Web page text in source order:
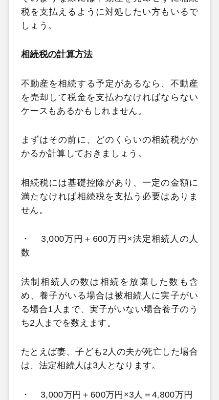
税を支払えるように対処したい方もいるで
しょう。
相続税の計算方法
不動産を相続する予定があるなら、不動産
を売却して税金を支払わなければならない
ケースもあるかもしれません。
まずはその前に、どのくらいの相続税がか
かるか計算しておきましょう。
相続税には基礎控除があり、一定の金額に
満たなければ相続税を支払う必要はありま
せん。
・
3,000万円＋600万円×法定相続人の人
数
法制相続人の数は相続を放棄した数も含
め、養子がいる場合は被相続人に実子がい
る場合1人まで、実子がいない場合養子のう
ち2人までを数えます。
たとえば妻、子ども2人の夫が死亡した場合
は、法定相続人は3人となります。
・ 3,000万円＋600万円×3人＝4,800万円